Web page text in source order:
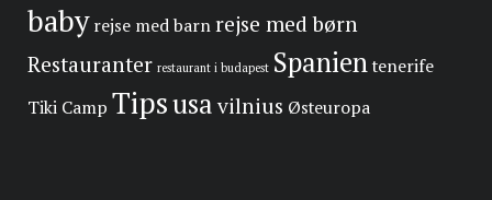
baby rejse med barnrejse med børn
Restauranter restaurant i budapest Spanientenerife
Tiki Camp Tipsusavilnius Østeuropa